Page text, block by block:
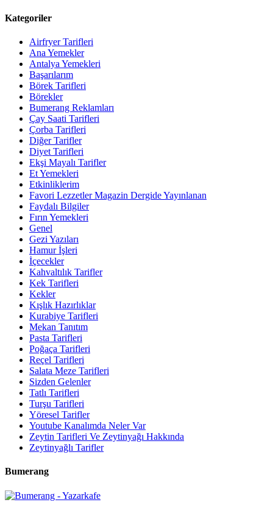
Kategoriler
Airfryer Tarifleri
Ana Yemekler
Antalya Yemekleri
Başarılarım
Börek Tarifleri
Börekler
Bumerang Reklamları
Çay Saati Tarifleri
Çorba Tarifleri
Diğer Tarifler
Diyet Tarifleri
Ekşi Mayalı Tarifler
Et Yemekleri
Etkinliklerim
Favori Lezzetler Magazin Dergide Yayınlanan
Faydalı Bilgiler
Fırın Yemekleri
Genel
Gezi Yazıları
Hamur İşleri
İçecekler
Kahvaltılık Tarifler
Kek Tarifleri
Kekler
Kışlık Hazırlıklar
Kurabiye Tarifleri
Mekan Tanıtım
Pasta Tarifleri
Poğaça Tarifleri
Reçel Tarifleri
Salata Meze Tarifleri
Sizden Gelenler
Tatlı Tarifleri
Turşu Tarifleri
Yöresel Tarifler
Youtube Kanalımda Neler Var
Zeytin Tarifleri Ve Zeytinyağı Hakkında
Zeytinyağlı Tarifler
Bumerang